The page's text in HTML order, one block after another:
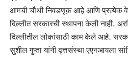
आमची चौथी निवडणूक आहे आणि प्रत्येक
दिल्लीत सरकारची स्थापना केली नाही.
दिल्लीतील लोकांसाठी काम केले आहे.
सुशील गुप्ता यांनी वृत्तसंस्था एएनआयला